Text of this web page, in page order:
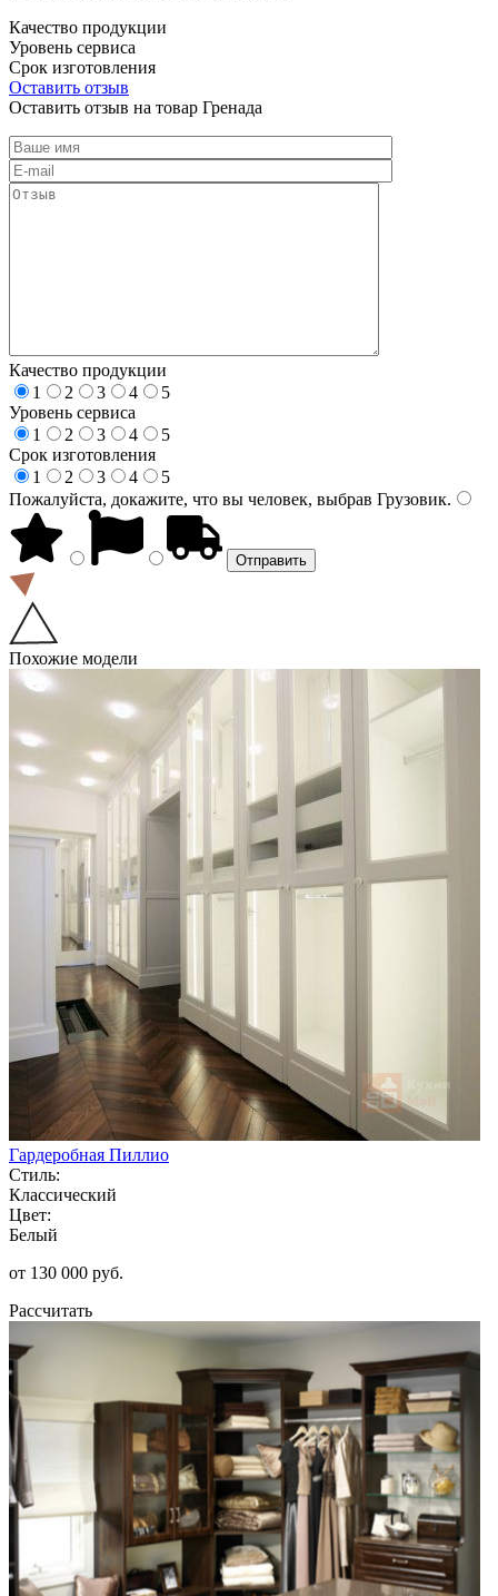
Качество продукции
Уровень сервиса
Срок изготовления
Оставить отзыв
Оставить отзыв на товар Гренада
Качество продукции
1
2 3 4
5
Уровень сервиса
1
2 3 4
5
Срок изготовления
1
2 3 4
5
Пожалуйста, докажите, что вы человек, выбрав Грузовик.
Похожие модели
Гардеробная Пиллио
Стиль:
Классический
Цвет:
Белый
от 130 000 руб.
Рассчитать